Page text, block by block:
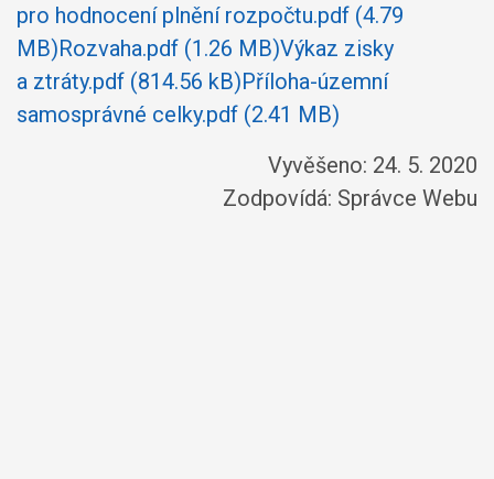
pro hodnocení plnění rozpočtu.pdf (4.79
MB)Rozvaha.pdf (1.26 MB)Výkaz zisky
a ztráty.pdf (814.56 kB)Příloha-územní
samosprávné celky.pdf (2.41 MB)
Vyvěšeno: 24. 5. 2020
Zodpovídá: Správce Webu